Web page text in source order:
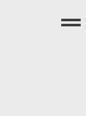
Menü